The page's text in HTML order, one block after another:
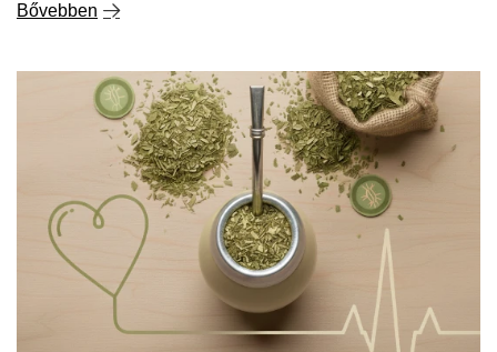
Egészséges a yerba mate? Hogyan hat a
koleszterinszintre és a vérnyomásra?
A yerba mate évek óta vonzza a figyelmet - nemcsak a